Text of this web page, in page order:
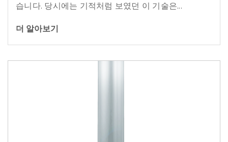
습니다. 당시에는 기적처럼 보였던 이 기술은...
더 알아보기